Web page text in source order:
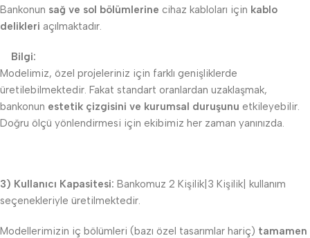
Bankonun sağ ve sol bölümlerine cihaz kabloları için kablo
delikleri açılmaktadır.
Bilgi:
Modelimiz, özel projeleriniz için farklı genişliklerde
üretilebilmektedir. Fakat standart oranlardan uzaklaşmak,
bankonun estetik çizgisini ve kurumsal duruşunu etkileyebilir.
Doğru ölçü yönlendirmesi için ekibimiz her zaman yanınızda.
3) Kullanıcı Kapasitesi: Bankomuz 2 Kişilik|3 Kişilik| kullanım
seçenekleriyle üretilmektedir.
Modellerimizin iç bölümleri (bazı özel tasarımlar hariç) tamamen